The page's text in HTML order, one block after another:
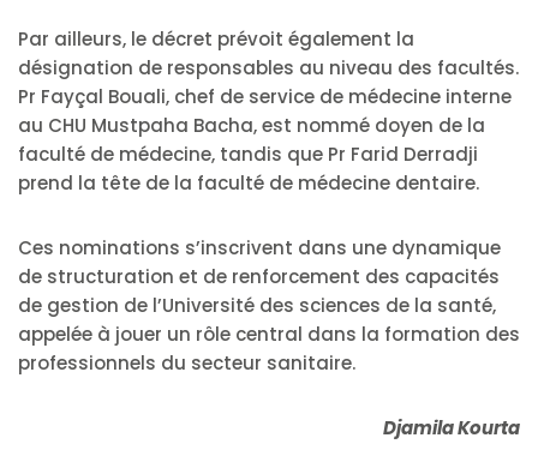
Par ailleurs, le décret prévoit également la
désignation de responsables au niveau des facultés.
Pr Fayçal Bouali, chef de service de médecine interne
au CHU Mustpaha Bacha, est nommé doyen de la
faculté de médecine, tandis que Pr Farid Derradji
prend la tête de la faculté de médecine dentaire.
Ces nominations s’inscrivent dans une dynamique
de structuration et de renforcement des capacités
de gestion de l’Université des sciences de la santé,
appelée à jouer un rôle central dans la formation des
professionnels du secteur sanitaire.
Djamila Kourta